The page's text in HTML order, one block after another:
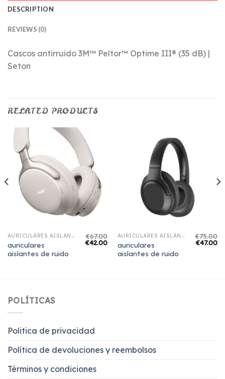
DESCRIPTION
REVIEWS (0)
Cascos antirruido 3M™ Peltor™ Optime III® (35 dB) |
Seton
RELATED PRODUCTS
AURICULARES AISLANTES DE RUIDO
auriculares
aislantes de ruido
€67.00
€42.00
AURICULARES AISLANTES DE RUIDO
auriculares
aislantes de ruido
€75.00
€47.00
POLÍTICAS
Politica de privacidad
Política de devoluciones y reembolsos
Términos y condiciones